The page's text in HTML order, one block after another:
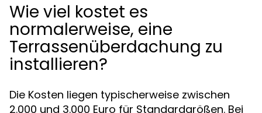
Wie viel kostet es
normalerweise, eine
Terrassenüberdachung zu
installieren?
Die Kosten liegen typischerweise zwischen
2.000 und 3.000 Euro für Standardgrößen. Bei